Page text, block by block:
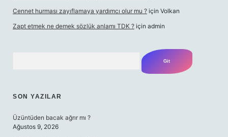
Cennet hurması zayıflamaya yardımcı olur mu ? için Volkan
Zapt etmek ne demek sözlük anlamı TDK ? için admin
SON YAZILAR
Üzüntüden bacak ağrır mı ?
Ağustos 9, 2026